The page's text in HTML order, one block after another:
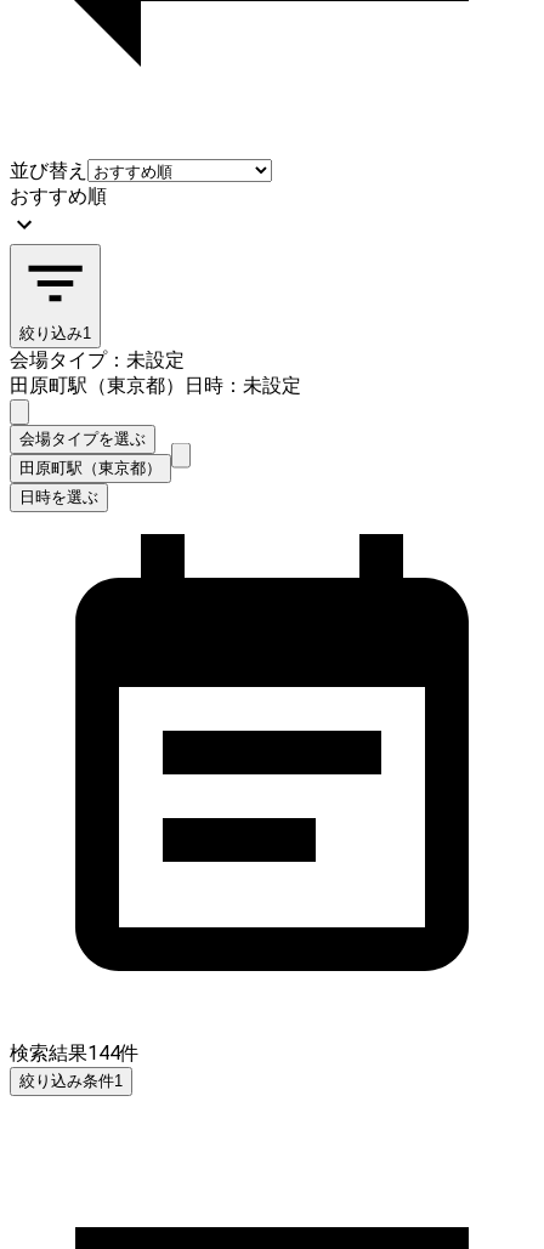
並び替え
おすすめ順
絞り込み1
会場タイプ：未設定
田原町駅（東京都）
日時：未設定
会場タイプを選ぶ
田原町駅（東京都）
日時を選ぶ
検索結果144件
絞り込み条件1